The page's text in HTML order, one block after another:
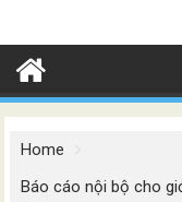
Home
Báo cáo nội bộ cho